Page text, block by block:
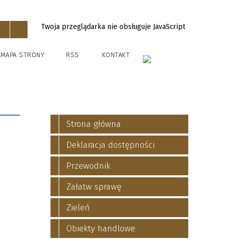
Twoja przeglądarka nie obsługuje JavaScript
MAPA STRONY RSS KONTAKT
Strona główna
Deklaracja dostępności
Przewodnik
Załatw sprawę
Zieleń
Obiekty handlowe